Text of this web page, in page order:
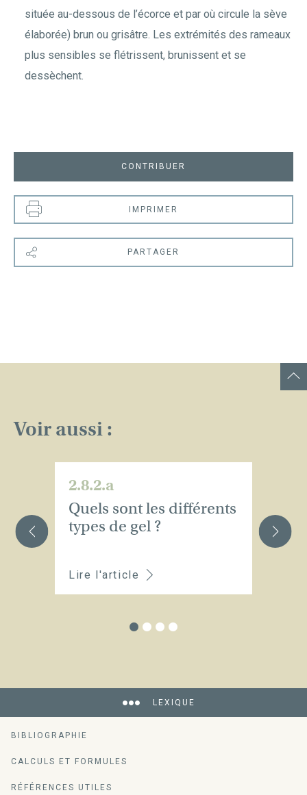
située au-dessous de l’écorce et par où circule la sève
élaborée) brun ou grisâtre. Les extrémités des rameaux
plus sensibles se flétrissent, brunissent et se
dessèchent.
CONTRIBUER
IMPRIMER
PARTAGER
Voir aussi :
2.8.2.a
Quels sont les différents
types de gel ?
Lire l'article
LEXIQUE
BIBLIOGRAPHIE
CALCULS ET FORMULES
RÉFÉRENCES UTILES